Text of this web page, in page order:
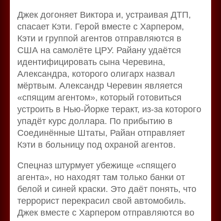
Джек догоняет Виктора и, устраивая ДТП,
спасает Кэти. Герой вместе с Харпером,
Кэти и группой агентов отправляются в
США на самолёте ЦРУ. Райану удаётся
идентифицировать сына Черевина,
Александра, которого олигарх назвал
мёртвым. Александр Черевин является
«спящим агентом», который готовиться
устроить в Нью-Йорке теракт, из-за которого
упадёт курс доллара. По прибытию в
Соединённые Штаты, Райан отправляет
Кэти в больницу под охраной агентов.
Спецназ штурмует убежище «спящего
агента», но находят там только банки от
белой и синей краски. Это даёт понять, что
террорист перекрасил свой автомобиль.
Джек вместе с Харпером отправляются во